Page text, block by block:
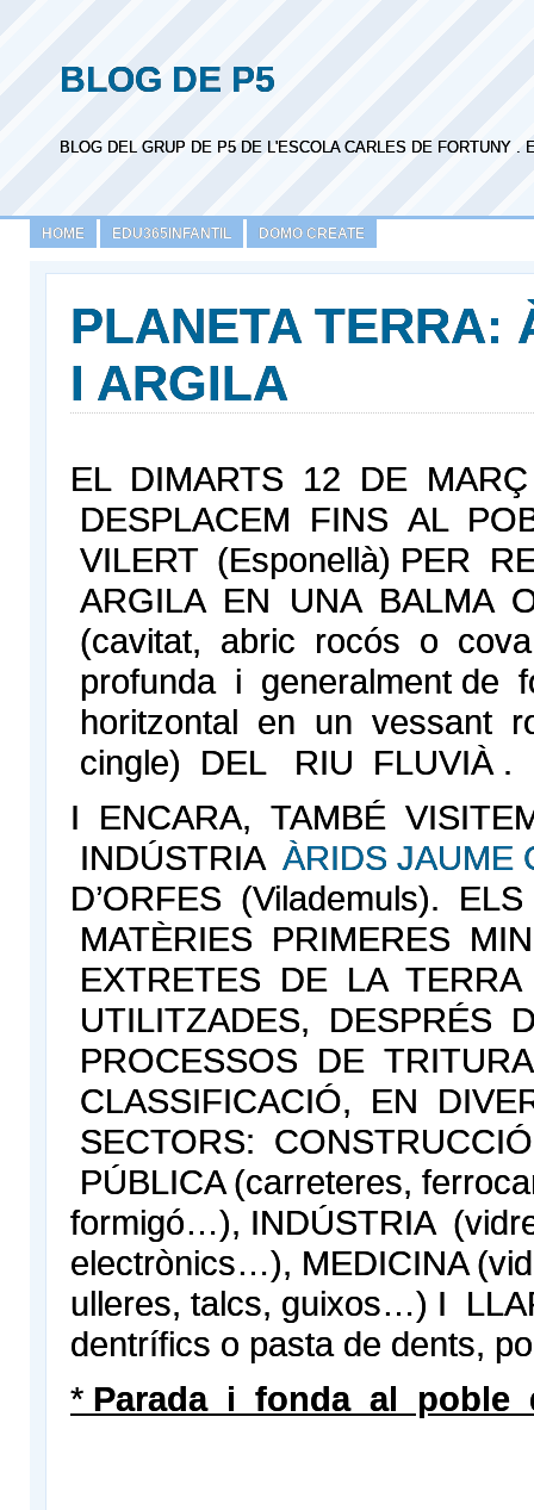
BLOG DE P5
BLOG DEL GRUP DE P5 DE L'ESCOLA CARLES DE FORTUNY .
HOME EDU365INFANTIL DOMO CREATE
PLANETA TERRA:
I ARGILA
EL DIMARTS 12 DE
DESPLACEM FINS AL
VILERT (Esponellà) PER
ARGILA EN UNA BALMA
(cavitat, abric rocós o
profunda i generalment de
horitzontal en un vessant
cingle) DEL RIU FLUVIÀ .
I ENCARA, TAMBÉ
INDÚSTRIA ÀRIDS JAUME
D’ORFES (Vilademuls).
MATÈRIES PRIMERES
EXTRETES DE LA
UTILITZADES, DESPRÉS
PROCESSOS DE
CLASSIFICACIÓ, EN
SECTORS:
PÚBLICA (carreteres,
formigó…), INDÚSTRIA
electrònics…), MEDICINA
ulleres, talcs, guixos…) I
dentrífics o pasta de dents,
* Parada i fonda al poble